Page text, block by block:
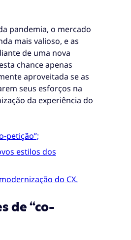
pandemia, o mercado
mais valioso, e as
de uma nova
chance apenas
aproveitada se as
seus esforços na
da experiência do
petição”;
estilos dos
do CX.
de “co-